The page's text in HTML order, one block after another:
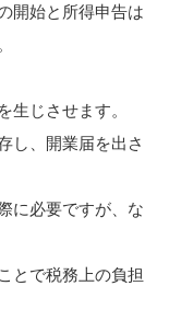
開始と所得申告は
生じさせます。
し、開業届を出さ
に必要ですが、な
とで税務上の負担